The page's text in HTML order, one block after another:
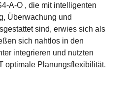
A-O , die mit intelligenten
Überwachung und
sind, erwies sich als
sich nahtlos in den
integrieren und nutzten
optimale Planungsflexibilität.